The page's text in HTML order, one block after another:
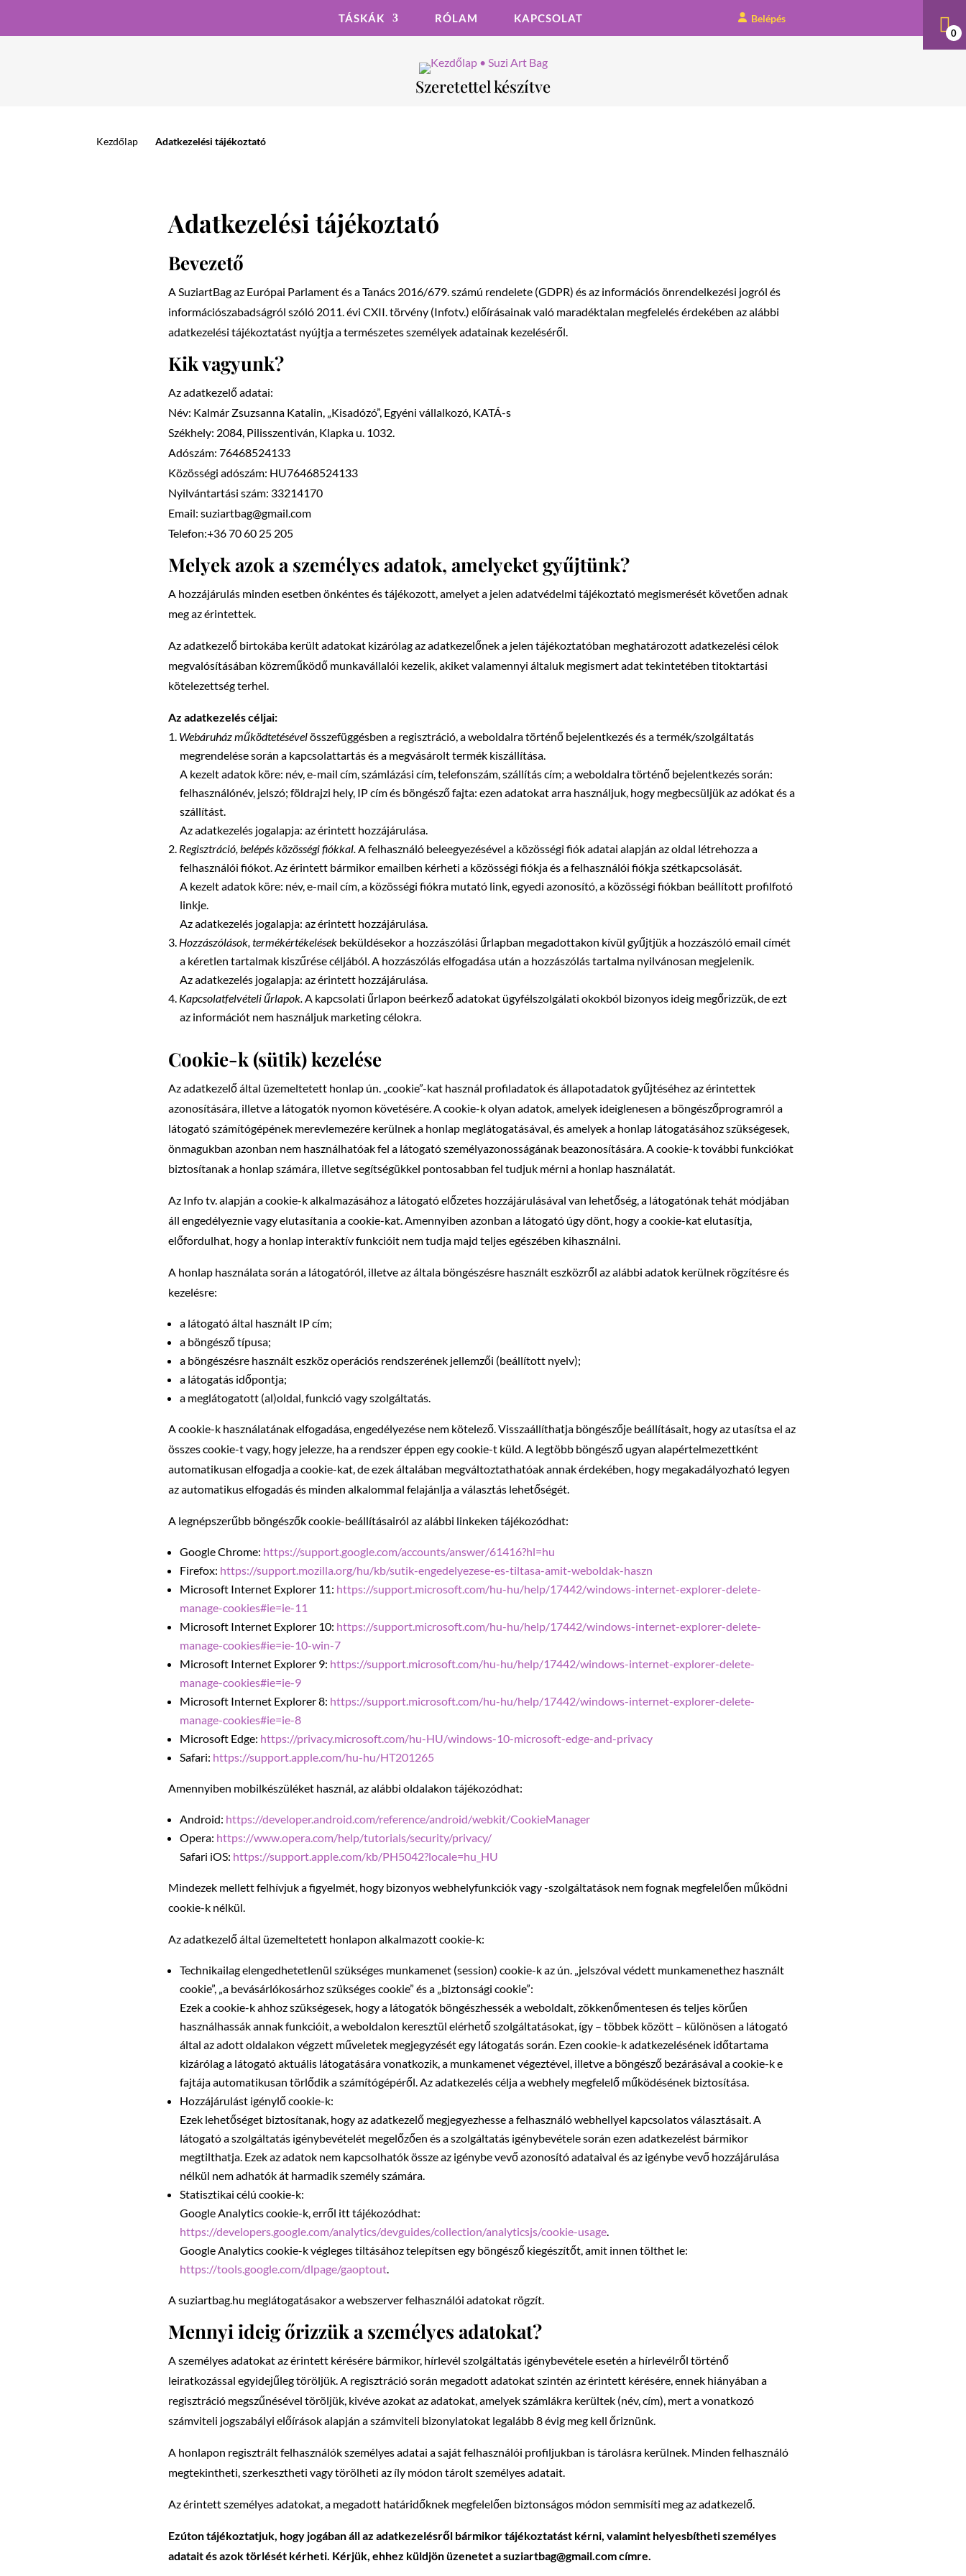
TÁSKÁK RÓLAM KAPCSOLAT Belépés
Szeretettel készítve
Kezdőlap Adatkezelési tájékoztató
Adatkezelési tájékoztató
Bevezető
A SuziartBag az Európai Parlament és a Tanács 2016/679. számú rendelete (GDPR) és az információs önrendelkezési jogról és
információszabadságról szóló 2011. évi CXII. törvény (Infotv.) előírásainak való maradéktalan megfelelés érdekében az alábbi
adatkezelési tájékoztatást nyújtja a természetes személyek adatainak kezeléséről.
Kik vagyunk?
Az adatkezelő adatai:
Név: Kalmár Zsuzsanna Katalin, „Kisadózó”, Egyéni vállalkozó, KATÁ-s
Székhely: 2084, Pilisszentiván, Klapka u. 1032.
Adószám: 76468524133
Közösségi adószám: HU76468524133
Nyilvántartási szám: 33214170
Email:suziartbag@gmail.com
Telefon:+36 70 60 25 205
Melyek azok a személyes adatok, amelyeket gyűjtünk?
A hozzájárulás minden esetben önkéntes és tájékozott, amelyet a jelen adatvédelmi tájékoztató megismerését követően adnak
meg az érintettek.
Az adatkezelő birtokába került adatokat kizárólag az adatkezelőnek a jelen tájékoztatóban meghatározott adatkezelési célok
megvalósításában közreműködő munkavállalói kezelik, akiket valamennyi általuk megismert adat tekintetében titoktartási
kötelezettség terhel.
Az adatkezelés céljai:
Webáruház működtetésévelösszefüggésben a regisztráció, a weboldalra történő bejelentkezés és a termék/szolgáltatás
megrendelése során a kapcsolattartás és a megvásárolt termék kiszállítása.
A kezelt adatok köre: név, e-mail cím, számlázási cím, telefonszám, szállítás cím; a weboldalra történő bejelentkezés során:
felhasználónév, jelszó; földrajzi hely, IP cím és böngésző fajta: ezen adatokat arra használjuk, hogy megbecsüljük az adókat és a
szállítást.
Az adatkezelés jogalapja: az érintett hozzájárulása.
Regisztráció, belépés közösségi fiókkal. A felhasználó beleegyezésével a közösségi fiók adatai alapján az oldal létrehozza a
felhasználói fiókot. Az érintett bármikor emailben kérheti a közösségi fiókja és a felhasználói fiókja szétkapcsolását.
A kezelt adatok köre: név, e-mail cím, a közösségi fiókra mutató link, egyedi azonosító, a közösségi fiókban beállított profilfotó
linkje.
Az adatkezelés jogalapja: az érintett hozzájárulása.
Hozzászólások, termékértékelések beküldésekor a hozzászólási űrlapban megadottakon kívül gyűjtjük a hozzászóló email címét
a kéretlen tartalmak kiszűrése céljából. A hozzászólás elfogadása után a hozzászólás tartalma nyilvánosan megjelenik.
Az adatkezelés jogalapja: az érintett hozzájárulása.
Kapcsolatfelvételi űrlapok. A kapcsolati űrlapon beérkező adatokat ügyfélszolgálati okokból bizonyos ideig megőrizzük, de ezt
az információt nem használjuk marketing célokra.
Cookie-k (sütik) kezelése
Az adatkezelő által üzemeltetett honlap ún. „cookie”-kat használ profiladatok és állapotadatok gyűjtéséhez az érintettek
azonosítására, illetve a látogatók nyomon követésére. A cookie-k olyan adatok, amelyek ideiglenesen a böngészőprogramról a
látogató számítógépének merevlemezére kerülnek a honlap meglátogatásával, és amelyek a honlap látogatásához szükségesek,
önmagukban azonban nem használhatóak fel a látogató személyazonosságának beazonosítására. A cookie-k további funkciókat
biztosítanak a honlap számára, illetve segítségükkel pontosabban fel tudjuk mérni a honlap használatát.
Az Info tv. alapján a cookie-k alkalmazásához a látogató előzetes hozzájárulásával van lehetőség, a látogatónak tehát módjában
áll engedélyeznie vagy elutasítania a cookie-kat. Amennyiben azonban a látogató úgy dönt, hogy a cookie-kat elutasítja,
előfordulhat, hogy a honlap interaktív funkcióit nem tudja majd teljes egészében kihasználni.
A honlap használata során a látogatóról, illetve az általa böngészésre használt eszközről az alábbi adatok kerülnek rögzítésre és
kezelésre:
a látogató által használt IP cím;
a böngésző típusa;
a böngészésre használt eszköz operációs rendszerének jellemzői (beállított nyelv);
a látogatás időpontja;
a meglátogatott (al)oldal, funkció vagy szolgáltatás.
A cookie-k használatának elfogadása, engedélyezése nem kötelező. Visszaállíthatja böngészője beállításait, hogy az utasítsa el az
összes cookie-t vagy, hogy jelezze, ha a rendszer éppen egy cookie-t küld. A legtöbb böngésző ugyan alapértelmezettként
automatikusan elfogadja a cookie-kat, de ezek általában megváltoztathatóak annak érdekében, hogy megakadályozható legyen
az automatikus elfogadás és minden alkalommal felajánlja a választás lehetőségét.
A legnépszerűbb böngészők cookie-beállításairól az alábbi linkeken tájékozódhat:
Google Chrome: https://support.google.com/accounts/answer/61416?hl=hu
Firefox: https://support.mozilla.org/hu/kb/sutik-engedelyezese-es-tiltasa-amit-weboldak-haszn
Microsoft Internet Explorer 11: https://support.microsoft.com/hu-hu/help/17442/windows-internet-explorer-delete-
manage-cookies#ie=ie-11
Microsoft Internet Explorer 10: https://support.microsoft.com/hu-hu/help/17442/windows-internet-explorer-delete-
manage-cookies#ie=ie-10-win-7
Microsoft Internet Explorer 9: https://support.microsoft.com/hu-hu/help/17442/windows-internet-explorer-delete-
manage-cookies#ie=ie-9
Microsoft Internet Explorer 8: https://support.microsoft.com/hu-hu/help/17442/windows-internet-explorer-delete-
manage-cookies#ie=ie-8
Microsoft Edge: https://privacy.microsoft.com/hu-HU/windows-10-microsoft-edge-and-privacy
Safari: https://support.apple.com/hu-hu/HT201265
Amennyiben mobilkészüléket használ, az alábbi oldalakon tájékozódhat:
Android: https://developer.android.com/reference/android/webkit/CookieManager
Opera: https://www.opera.com/help/tutorials/security/privacy/
Safari iOS: https://support.apple.com/kb/PH5042?locale=hu_HU
Mindezek mellett felhívjuk a figyelmét, hogy bizonyos webhelyfunkciók vagy -szolgáltatások nem fognak megfelelően működni
cookie-k nélkül.
Az adatkezelő által üzemeltetett honlapon alkalmazott cookie-k:
Technikailag elengedhetetlenül szükséges munkamenet (session) cookie-k az ún. „jelszóval védett munkamenethez használt
cookie”, „a bevásárlókosárhoz szükséges cookie” és a „biztonsági cookie”:
Ezek a cookie-k ahhoz szükségesek, hogy a látogatók böngészhessék a weboldalt, zökkenőmentesen és teljes körűen
használhassák annak funkcióit, a weboldalon keresztül elérhető szolgáltatásokat, így – többek között – különösen a látogató
által az adott oldalakon végzett műveletek megjegyzését egy látogatás során. Ezen cookie-k adatkezelésének időtartama
kizárólag a látogató aktuális látogatására vonatkozik, a munkamenet végeztével, illetve a böngésző bezárásával a cookie-k e
fajtája automatikusan törlődik a számítógépéről. Az adatkezelés célja a webhely megfelelő működésének biztosítása.
Hozzájárulást igénylő cookie-k:
Ezek lehetőséget biztosítanak, hogy az adatkezelő megjegyezhesse a felhasználó webhellyel kapcsolatos választásait. A
látogató a szolgáltatás igénybevételét megelőzően és a szolgáltatás igénybevétele során ezen adatkezelést bármikor
megtilthatja. Ezek az adatok nem kapcsolhatók össze az igénybe vevő azonosító adataival és az igénybe vevő hozzájárulása
nélkül nem adhatók át harmadik személy számára.
Statisztikai célú cookie-k:
Google Analytics cookie-k, erről itt tájékozódhat:
https://developers.google.com/analytics/devguides/collection/analyticsjs/cookie-usage.
Google Analytics cookie-k végleges tiltásához telepítsen egy böngésző kiegészítőt, amit innen tölthet le:
https://tools.google.com/dlpage/gaoptout.
A suziartbag.hu meglátogatásakor a webszerver felhasználói adatokat rögzít.
Mennyi ideig őrizzük a személyes adatokat?
A személyes adatokat az érintett kérésére bármikor, hírlevél szolgáltatás igénybevétele esetén a hírlevélről történő
leiratkozással egyidejűleg töröljük. A regisztráció során megadott adatokat szintén az érintett kérésére, ennek hiányában a
regisztráció megszűnésével töröljük, kivéve azokat az adatokat, amelyek számlákra kerültek (név, cím), mert a vonatkozó
számviteli jogszabályi előírások alapján a számviteli bizonylatokat legalább 8 évig meg kell őriznünk.
A honlapon regisztrált felhasználók személyes adatai a saját felhasználói profiljukban is tárolásra kerülnek. Minden felhasználó
megtekintheti, szerkesztheti vagy törölheti az íly módon tárolt személyes adatait.
Az érintett személyes adatokat, a megadott határidőknek megfelelően biztonságos módon semmisíti meg az adatkezelő.
Ezúton tájékoztatjuk, hogy jogában áll az adatkezelésről bármikor tájékoztatást kérni, valamint helyesbítheti személyes
adatait és azok törlését kérheti. Kérjük, ehhez küldjön üzenetet asuziartbag@gmail.comcímre.
0